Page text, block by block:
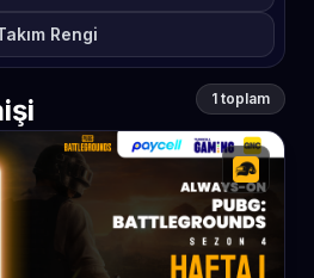
Rengi
1 toplam